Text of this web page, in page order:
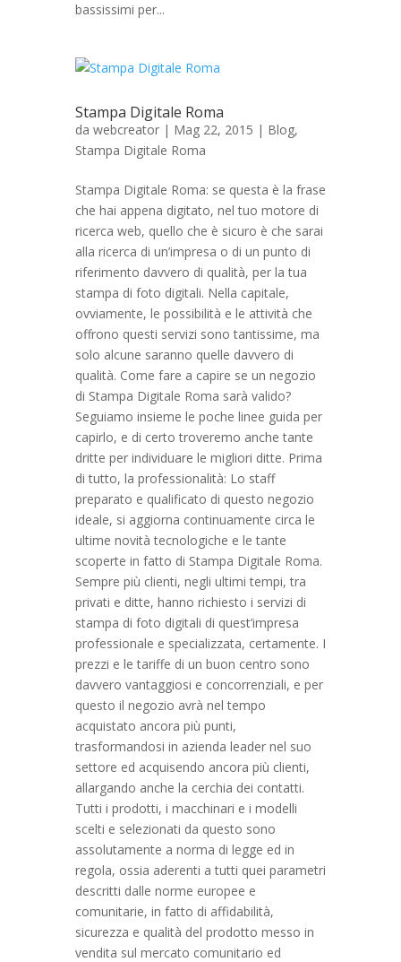
bassissimi per...
Stampa Digitale Roma
da webcreator | Mag 22, 2015 | Blog,
Stampa Digitale Roma
Stampa Digitale Roma: se questa è la frase
che hai appena digitato, nel tuo motore di
ricerca web, quello che è sicuro è che sarai
alla ricerca di un’impresa o di un punto di
riferimento davvero di qualità, per la tua
stampa di foto digitali. Nella capitale,
ovviamente, le possibilità e le attività che
offrono questi servizi sono tantissime, ma
solo alcune saranno quelle davvero di
qualità. Come fare a capire se un negozio
di Stampa Digitale Roma sarà valido?
Seguiamo insieme le poche linee guida per
capirlo, e di certo troveremo anche tante
dritte per individuare le migliori ditte. Prima
di tutto, la professionalità: Lo staff
preparato e qualificato di questo negozio
ideale, si aggiorna continuamente circa le
ultime novità tecnologiche e le tante
scoperte in fatto di Stampa Digitale Roma.
Sempre più clienti, negli ultimi tempi, tra
privati e ditte, hanno richiesto i servizi di
stampa di foto digitali di quest’impresa
professionale e specializzata, certamente. I
prezzi e le tariffe di un buon centro sono
davvero vantaggiosi e concorrenziali, e per
questo il negozio avrà nel tempo
acquistato ancora più punti,
trasformandosi in azienda leader nel suo
settore ed acquisendo ancora più clienti,
allargando anche la cerchia dei contatti.
Tutti i prodotti, i macchinari e i modelli
scelti e selezionati da questo sono
assolutamente a norma di legge ed in
regola, ossia aderenti a tutti quei parametri
descritti dalle norme europee e
comunitarie, in fatto di affidabilità,
sicurezza e qualità del prodotto messo in
vendita sul mercato comunitario ed